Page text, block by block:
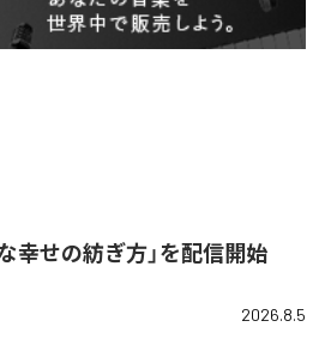
幸せの紡ぎ方」を配信開始
2026.8.5